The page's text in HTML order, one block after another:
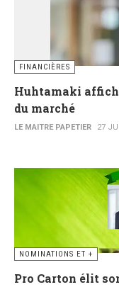
FINANCIÈRES
Huhtamaki
du marché
LE MAITRE PAPETIER 27
NOMINATIONS ET +
Pro Carton élit